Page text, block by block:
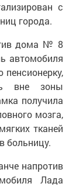
с
города.
дома № 8
автомобиля
вне зоны
получила
мозга,
тканей
больницу.
напротив
Лада